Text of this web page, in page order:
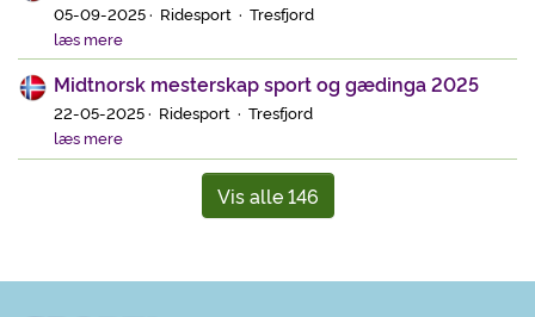
05-09-2025 · Ridesport · Tresfjord
læs mere
Midtnorsk mesterskap sport og gædinga 2025
22-05-2025 · Ridesport · Tresfjord
læs mere
Vis alle 146